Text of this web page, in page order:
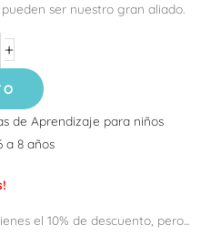
ser nuestro gran aliado.
+
de Aprendizaje para niños
a 8 años
el 10% de descuento, pero...